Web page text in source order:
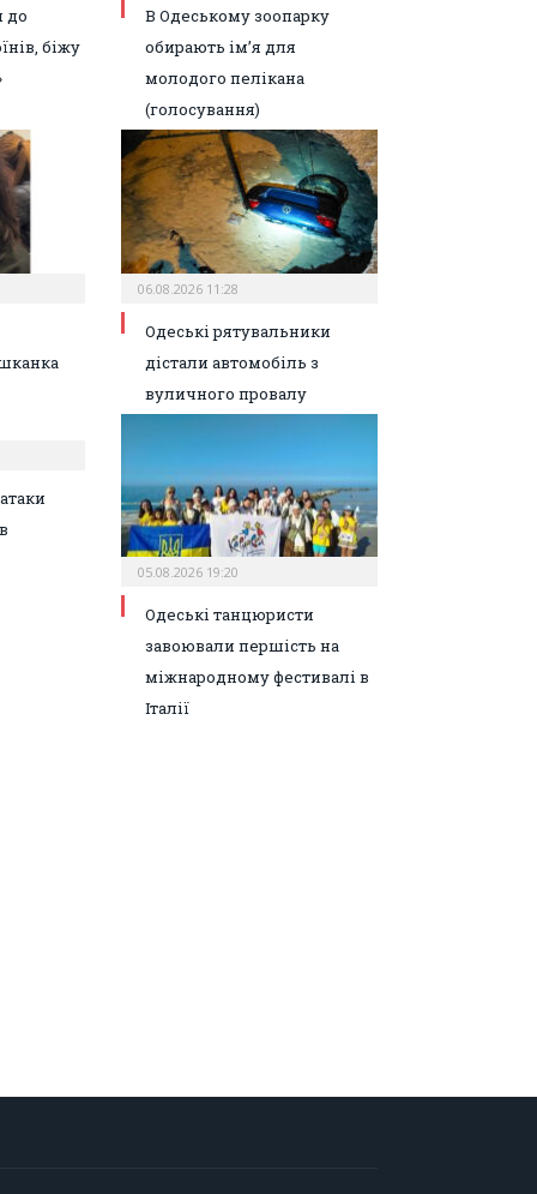
до
біжу
В Одеському зоопарку
обирають ім’я для
молодого пелікана
(голосування)
06.08.2026 11:28
Одеські рятувальники
дістали автомобіль з
вуличного провалу
05.08.2026 19:20
Одеські танцюристи
завоювали першість на
міжнародному фестивалі в
Італії